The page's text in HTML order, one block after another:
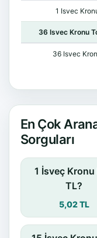
1 Isvec
36 Isvec Kronu
36 Isvec
En Çok
Sorguları
1 İsveç Kronu
TL?
5,02 TL